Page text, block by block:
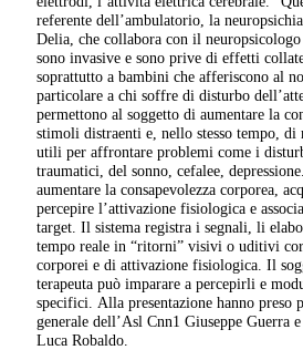
referente dell’ambulatorio, la
Delia, che collabora con il
sono invasive e sono prive di effetti
soprattutto a bambini che afferiscono al
particolare a chi soffre di disturbo
permettono al soggetto di aumentare la
stimoli distraenti e, nello stesso tempo, di
utili per affrontare problemi come i
traumatici, del sonno, cefalee,
aumentare la consapevolezza corporea,
percepire l’attivazione fisiologica e
target. Il sistema registra i segnali, li
tempo reale in “ritorni” visivi o uditivi
corporei e di attivazione fisiologica. Il
terapeuta può imparare a percepirli e
specifici. Alla presentazione hanno preso
generale dell’Asl Cnn1 Giuseppe Guerra
Luca Robaldo.